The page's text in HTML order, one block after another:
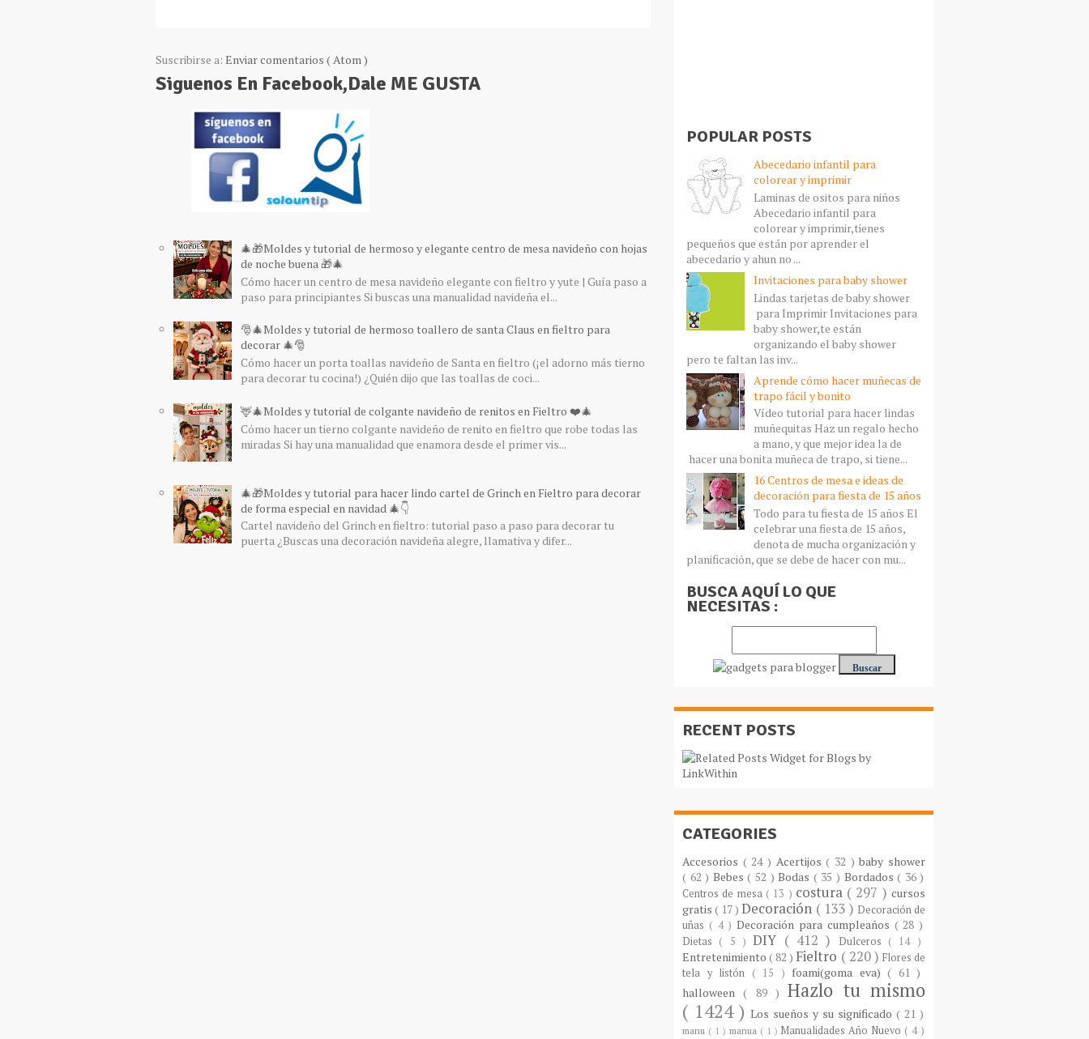
Suscribirse a: Enviar comentarios ( Atom )
Siguenos En Facebook,Dale ME GUSTA
🎄🎁Moldes y tutorial de hermoso y elegante centro de mesa navideño con hojas
de noche buena 🎁🎄
Cómo hacer un centro de mesa navideño elegante con fieltro y yute | Guía paso a
paso para principiantes Si buscas una manualidad navideña el...
🎅🎄Moldes y tutorial de hermoso toallero de santa Claus en fieltro para
decorar 🎄🎅
Cómo hacer un porta toallas navideño de Santa en fieltro (¡el adorno más tierno
para decorar tu cocina!) ¿Quién dijo que las toallas de coci...
🦌🎄Moldes y tutorial de colgante navideño de renitos en Fieltro ❤️🎄
Cómo hacer un tierno colgante navideño de renito en fieltro que robe todas las
miradas Si hay una manualidad que enamora desde el primer vis...
🎄🎁Moldes y tutorial para hacer lindo cartel de Grinch en Fieltro para decorar
de forma especial en navidad 🎄👇
Cartel navideño del Grinch en fieltro: tutorial paso a paso para decorar tu
puerta ¿Buscas una decoración navideña alegre, llamativa y difer...
POPULAR POSTS
Abecedario infantil para
colorear y imprimir
Laminas de ositos para niños
Abecedario infantil para
colorear y imprimir,tienes
pequeños que están por aprender el
abecedario y ahun no ...
Invitaciones para baby shower
Lindas tarjetas de baby shower
para Imprimir Invitaciones para
baby shower,te están
organizando el baby shower
pero te faltan las inv...
Aprende cómo hacer muñecas de
trapo fácil y bonito
Vídeo tutorial para hacer lindas
muñequitas Haz un regalo hecho
a mano, y que mejor idea la de
hacer una bonita muñeca de trapo, si tiene...
16 Centros de mesa e ideas de
decoración para fiesta de 15 años
Todo para tu fiesta de 15 años El
celebrar una fiesta de 15 años,
denota de mucha organización y
planificación, que se debe de hacer con mu...
BUSCA AQUÍ LO QUE
NECESITAS :
RECENT POSTS
CATEGORIES
Accesorios ( 24 ) Acertijos( 32 )baby shower
( 62 ) Bebes( 52 )Bodas ( 35 ) Bordados( 36 )
Centros de mesa ( 13 ) costura ( 297 )cursos
gratis( 17 )Decoración ( 133 ) Decoración de
uñas ( 4 )Decoración para cumpleaños ( 28 )
Dietas ( 5 )DIY ( 412 ) Dulceros ( 14 )
Entretenimiento( 82 ) Fieltro ( 220 ) Flores de
tela y listón ( 15 ) foami(goma eva)( 61 )
halloween( 89 )Hazlo tu mismo
( 1424 ) Los sueños y su significado ( 21 )
manu ( 1 ) manua ( 1 ) Manualidades Año Nuevo ( 4 )